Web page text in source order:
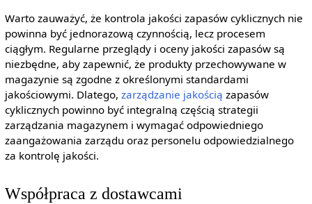
Warto zauważyć, że kontrola jakości zapasów cyklicznych nie
powinna być jednorazową czynnością, lecz procesem
ciągłym. Regularne przeglądy i oceny jakości zapasów są
niezbędne, aby zapewnić, że produkty przechowywane w
magazynie są zgodne z określonymi standardami
jakościowymi. Dlatego, zarządzanie jakością zapasów
cyklicznych powinno być integralną częścią strategii
zarządzania magazynem i wymagać odpowiedniego
zaangażowania zarządu oraz personelu odpowiedzialnego
za kontrolę jakości.
Współpraca z dostawcami